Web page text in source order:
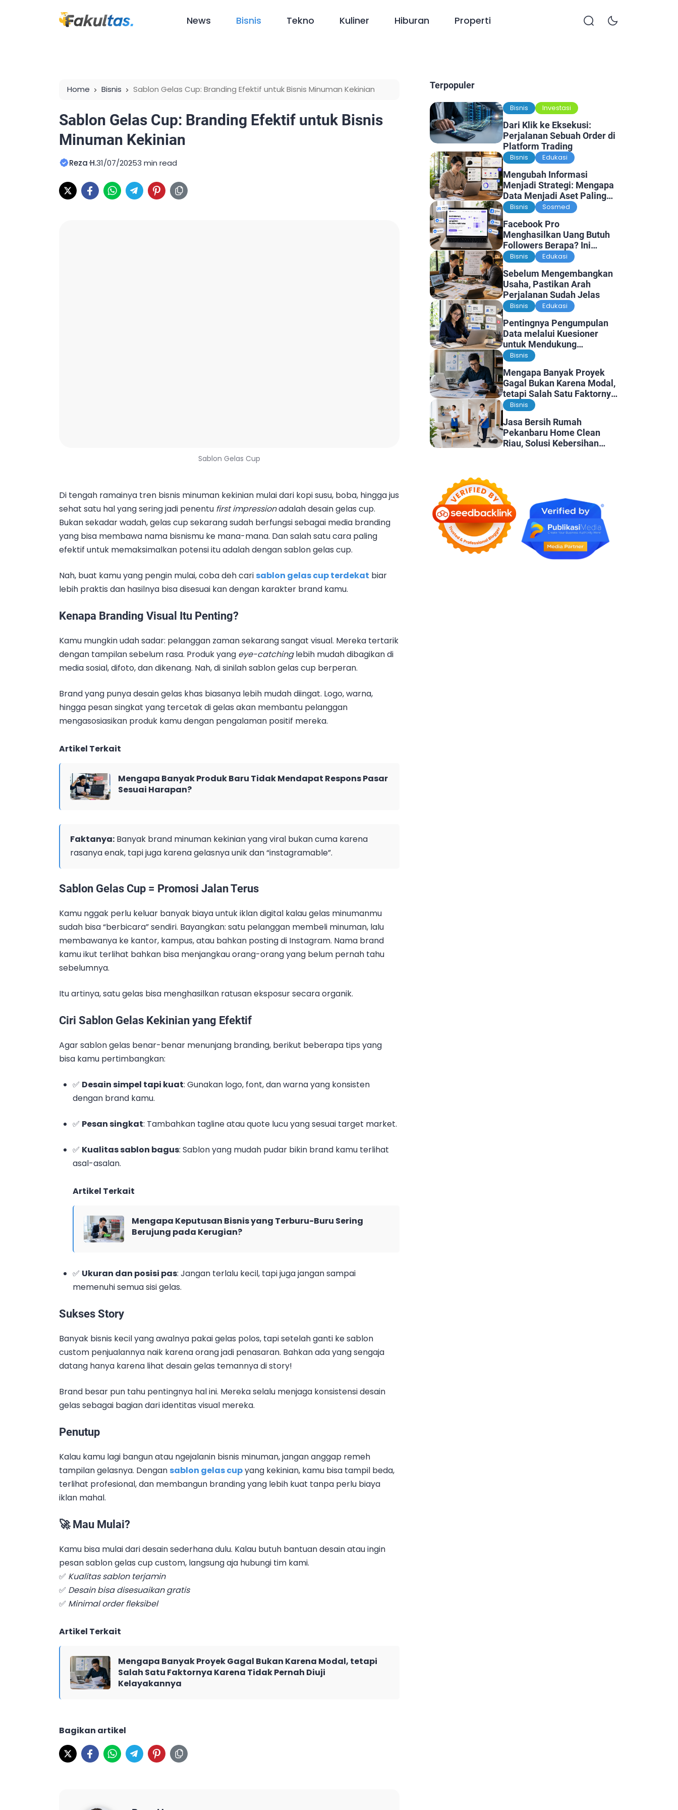
News Bisnis Tekno Kuliner Hiburan Properti
Home Bisnis Sablon Gelas Cup: Branding Efektif untuk Bisnis Minuman Kekinian
Sablon Gelas Cup: Branding Efektif untuk Bisnis
Minuman Kekinian
Reza H.31/07/20253 min read
Sablon Gelas Cup
Di tengah ramainya tren bisnis minuman kekinian mulai dari kopi susu, boba, hingga jus
sehat satu hal yang sering jadi penentu first impressionadalah desain gelas cup.
Bukan sekadar wadah, gelas cup sekarang sudah berfungsi sebagai media branding
yang bisa membawa nama bisnismu ke mana-mana. Dan salah satu cara paling
efektif untuk memaksimalkan potensi itu adalah dengan sablon gelas cup.
Nah, buat kamu yang pengin mulai, coba deh cari sablon gelas cup terdekat biar
lebih praktis dan hasilnya bisa disesuai kan dengan karakter brand kamu.
Kenapa Branding Visual Itu Penting?
Kamu mungkin udah sadar: pelanggan zaman sekarang sangat visual. Mereka tertarik
dengan tampilan sebelum rasa. Produk yang eye-catchinglebih mudah dibagikan di
media sosial, difoto, dan dikenang. Nah, di sinilah sablon gelas cup berperan.
Brand yang punya desain gelas khas biasanya lebih mudah diingat. Logo, warna,
hingga pesan singkat yang tercetak di gelas akan membantu pelanggan
mengasosiasikan produk kamu dengan pengalaman positif mereka.
Artikel Terkait
Mengapa Banyak Produk Baru Tidak Mendapat Respons Pasar
Sesuai Harapan?
Faktanya: Banyak brand minuman kekinian yang viral bukan cuma karena
rasanya enak, tapi juga karena gelasnya unik dan “instagramable”.
Sablon Gelas Cup = Promosi Jalan Terus
Kamu nggak perlu keluar banyak biaya untuk iklan digital kalau gelas minumanmu
sudah bisa “berbicara” sendiri. Bayangkan: satu pelanggan membeli minuman, lalu
membawanya ke kantor, kampus, atau bahkan posting di Instagram. Nama brand
kamu ikut terlihat bahkan bisa menjangkau orang-orang yang belum pernah tahu
sebelumnya.
Itu artinya, satu gelas bisa menghasilkan ratusan eksposur secara organik.
Ciri Sablon Gelas Kekinian yang Efektif
Agar sablon gelas benar-benar menunjang branding, berikut beberapa tips yang
bisa kamu pertimbangkan:
✅ Desain simpel tapi kuat: Gunakan logo, font, dan warna yang konsisten
dengan brand kamu.
✅ Pesan singkat: Tambahkan tagline atau quote lucu yang sesuai target market.
✅ Kualitas sablon bagus: Sablon yang mudah pudar bikin brand kamu terlihat
asal-asalan.
Artikel Terkait
Mengapa Keputusan Bisnis yang Terburu-Buru Sering
Berujung pada Kerugian?
✅ Ukuran dan posisi pas: Jangan terlalu kecil, tapi juga jangan sampai
memenuhi semua sisi gelas.
Sukses Story
Banyak bisnis kecil yang awalnya pakai gelas polos, tapi setelah ganti ke sablon
custom penjualannya naik karena orang jadi penasaran. Bahkan ada yang sengaja
datang hanya karena lihat desain gelas temannya di story!
Brand besar pun tahu pentingnya hal ini. Mereka selalu menjaga konsistensi desain
gelas sebagai bagian dari identitas visual mereka.
Penutup
Kalau kamu lagi bangun atau ngejalanin bisnis minuman, jangan anggap remeh
tampilan gelasnya. Dengan sablon gelas cupyang kekinian, kamu bisa tampil beda,
terlihat profesional, dan membangun branding yang lebih kuat tanpa perlu biaya
iklan mahal.
🚀 Mau Mulai?
Kamu bisa mulai dari desain sederhana dulu. Kalau butuh bantuan desain atau ingin
pesan sablon gelas cup custom, langsung aja hubungi tim kami.
✅ Kualitas sablon terjamin
✅ Desain bisa disesuaikan gratis
✅ Minimal order fleksibel
Artikel Terkait
Mengapa Banyak Proyek Gagal Bukan Karena Modal, tetapi
Salah Satu Faktornya Karena Tidak Pernah Diuji
Kelayakannya
Bagikan artikel
Terpopuler
Bisnis Investasi
Dari Klik ke Eksekusi:
Perjalanan Sebuah Order di
Platform Trading
Bisnis Edukasi
Mengubah Informasi
Menjadi Strategi: Mengapa
Data Menjadi Aset Paling
Berharga di Era Digital
Bisnis Sosmed
Facebook Pro
Menghasilkan Uang Butuh
Followers Berapa? Ini
Faktanya
Bisnis Edukasi
Sebelum Mengembangkan
Usaha, Pastikan Arah
Perjalanan Sudah Jelas
Bisnis Edukasi
Pentingnya Pengumpulan
Data melalui Kuesioner
untuk Mendukung
Penelitian dan Pengambilan
Bisnis
Mengapa Banyak Proyek
Gagal Bukan Karena Modal,
tetapi Salah Satu Faktornya
Karena Tidak Pernah Diuji
Bisnis
Jasa Bersih Rumah
Pekanbaru Home Clean
Riau, Solusi Kebersihan